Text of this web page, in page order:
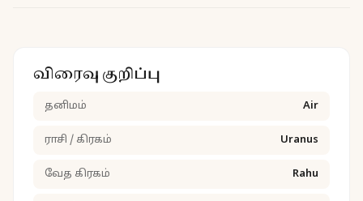
விரைவு குறிப்பு
தனிமம் Air
ராசி / கிரகம் Uranus
வேத கிரகம் Rahu